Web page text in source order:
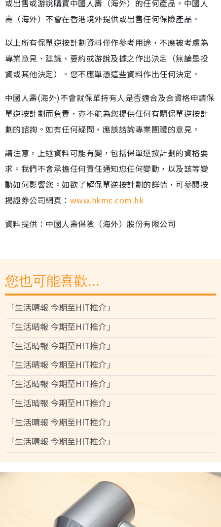
或出售或游說購買中國人壽（海外）的任何產品。中國人
壽（海外）不會在香港境外提供或出售任何保險產品。
以上所有保單逆按計劃資料僅作參考用途，不應被考慮為
專業意見、建議、要約或游說及據之作出決定（無論是投
資或其他決定）。您不應單憑這些資料作出任何決定。
中國人壽(海外)不會就保單持有人是否適合及合資格申請保
單逆按計劃而負責，亦不能為您提供任何有關保單逆按計
劃的諮詢。如有任何疑問，應該諮詢專業團體的意見。
請注意，上述資料可能有變，包括保單逆按計劃的資格要
求。我們不會承擔任何責任通知您任何變動，以及該等變
動如何影響您。如欲了解保單逆按計劃的詳情，可參閱按
揭證券公司網頁： www.hkmc.com.hk
資料提供：中國人壽保險（海外）股份有限公司
您也可能喜歡...
「生活晴報 今期至HIT推介」
「生活晴報 今期至HIT推介」
「生活晴報 今期至HIT推介」
「生活晴報 今期至HIT推介」
「生活晴報 今期至HIT推介」
「生活晴報 今期至HIT推介」
「生活晴報 今期至HIT推介」
「生活晴報 今期至HIT推介」